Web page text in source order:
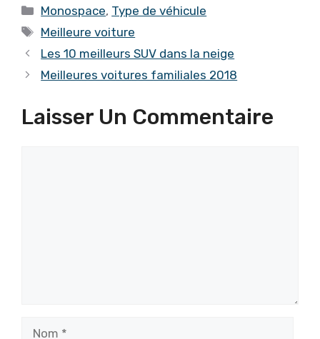
Catégories
Monospace, Type de véhicule
Étiquettes
Meilleure voiture
Les 10 meilleurs SUV dans la neige
Meilleures voitures familiales 2018
Laisser Un Commentaire